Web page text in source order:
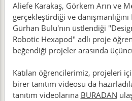
Aliefe Karakaş, Görkem Arın ve
gerçekleştirdiği ve
Gürhan Bulu'nın üstlendiği
Robotic Hexapod" adlı proje
beğendiği projeler arasında
Katılan öğrencilerimiz, projeleri
birer tanıtım videosu da
tanıtım videolarına BURADAN